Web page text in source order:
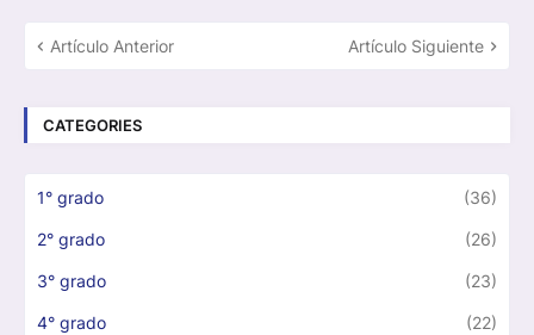
Artículo Anterior Artículo Siguiente
CATEGORIES
1° grado (36)
2° grado (26)
3° grado (23)
4° grado (22)